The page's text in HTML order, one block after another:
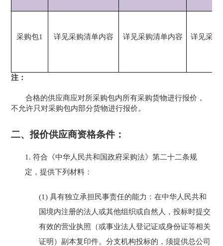
采购包1 详见采购清单内容 详见采购清单内容 详见采购
注：
合格的供应商应对所采购包内所有采购货物进行报价，
不允许只对采购包内部分货物进行报价。
二、报价供应商资格条件：
1.符合《中华人民共和国政府采购法》第二十二条规
定，提供下列材料：
(1)具有独立承担民事责任的能力：在中华人民共和
国境内注册的法人或其他组织或自然人，投标时提交
有效的营业执照（或事业法人登记证或身份证等相关
证明）副本复印件。分支机构投标的，须提供总公司